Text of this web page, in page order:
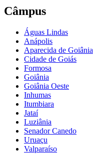
Câmpus
Águas Lindas
Anápolis
Aparecida de Goiânia
Cidade de Goiás
Formosa
Goiânia
Goiânia Oeste
Inhumas
Itumbiara
Jataí
Luziânia
Senador Canedo
Uruaçu
Valparaíso